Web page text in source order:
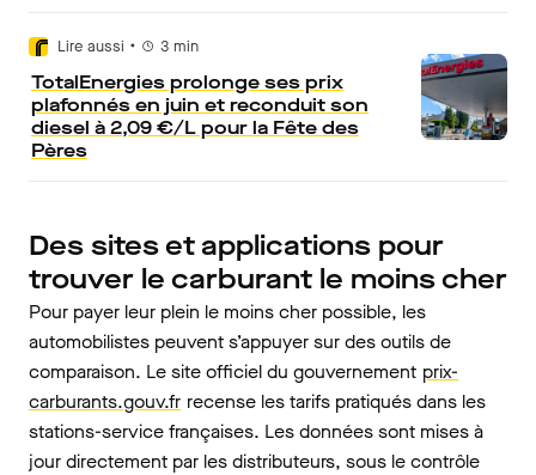
Lire aussi • 3 min
TotalEnergies prolonge ses prix
plafonnés en juin et reconduit son
diesel à 2,09 €/L pour la Fête des
Pères
Des sites et applications pour
trouver le carburant le moins cher
Pour payer leur plein le moins cher possible, les
automobilistes peuvent s’appuyer sur des outils de
comparaison. Le site officiel du gouvernement prix-
carburants.gouv.fr recense les tarifs pratiqués dans les
stations-service françaises. Les données sont mises à
jour directement par les distributeurs, sous le contrôle